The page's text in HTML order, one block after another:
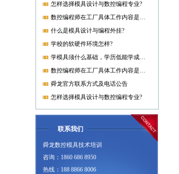
怎样选择模具设计与数控编程专业?
数控编程师在工厂具体工作内容是什么?
什么是模具设计与编程外挂?
学校的软硬件环境怎样?
学模具须什么基础，学历低能学成就业吗?
数控编程师在工厂具体工作内容是什么?
舜龙官方联系方式及电话公告
怎样选择模具设计与数控编程专业?
联系我们
舜龙数控模具技术培训
咨询：1860 686 8950
热线：188 8866 8006